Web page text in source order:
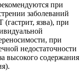
при
заболеваний
язва), при
при
недостаточности
высокого содержания